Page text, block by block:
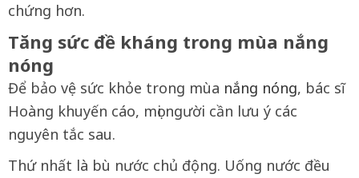
chứng hơn.
Tăng sức đề kháng trong mùa nắng
nóng
Để bảo vệ sức khỏe trong mùa nắng nóng, bác sĩ
Hoàng khuyến cáo, mọi người cần lưu ý các
nguyên tắc sau.
Thứ nhất là bù nước chủ động. Uống nước đều